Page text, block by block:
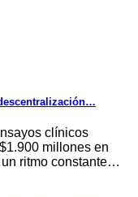
clínicos
millones en
ritmo constante…